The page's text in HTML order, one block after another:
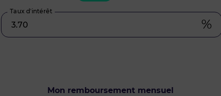
Taux d’intérêt
%
Mon remboursement mensuel